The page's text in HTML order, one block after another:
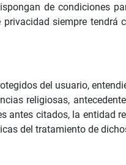
de condiciones
siempre
del usuario,
religiosas,
antes citados, la entidad
del tratamiento de